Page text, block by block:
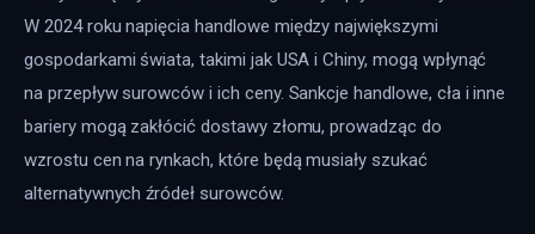
W 2024 roku napięcia handlowe między największymi
gospodarkami świata, takimi jak USA i Chiny, mogą wpłynąć
na przepływ surowców i ich ceny. Sankcje handlowe, cła i inne
bariery mogą zakłócić dostawy złomu, prowadząc do
wzrostu cen na rynkach, które będą musiały szukać
alternatywnych źródeł surowców.